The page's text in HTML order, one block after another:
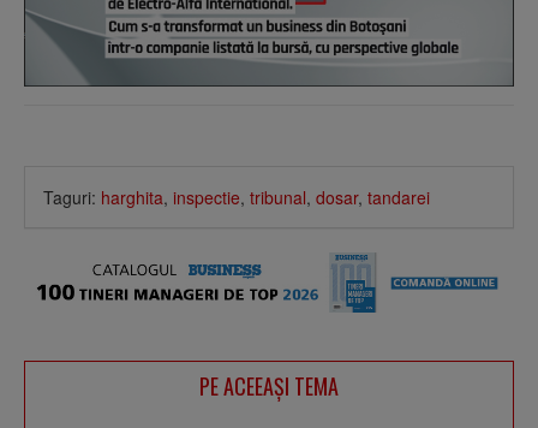
Taguri: harghita, inspectie, tribunal, dosar, tandarei
PE ACEEAŞI TEMA